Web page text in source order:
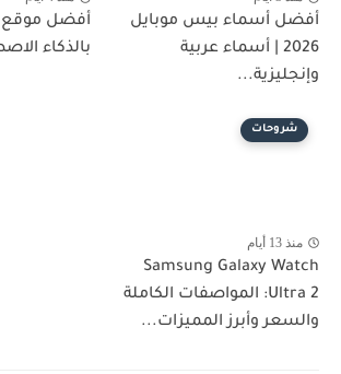
أفضل أسماء بيس موبايل
2026 | أسماء عربية
وإنجليزية...
أفضل
بالذكاء
شروحات
منذ 13 أيام
Samsung Galaxy Watch
Ultra 2: المواصفات الكاملة
والسعر وأبرز المميزات...